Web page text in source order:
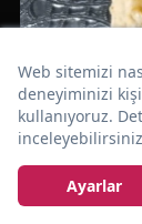
Sade
Et